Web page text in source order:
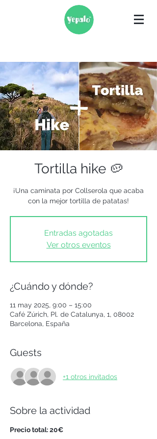
Tortilla hike 🥔
¡Una caminata por Collserola que acaba
con la mejor tortilla de patatas!
Entradas agotadas
Ver otros eventos
¿Cuándo y dónde?
11 may 2025, 9:00 – 15:00
Café Zúrich, Pl. de Catalunya, 1, 08002
Barcelona, España
Guests
+1 otros invitados
Sobre la actividad
Precio total: 20€